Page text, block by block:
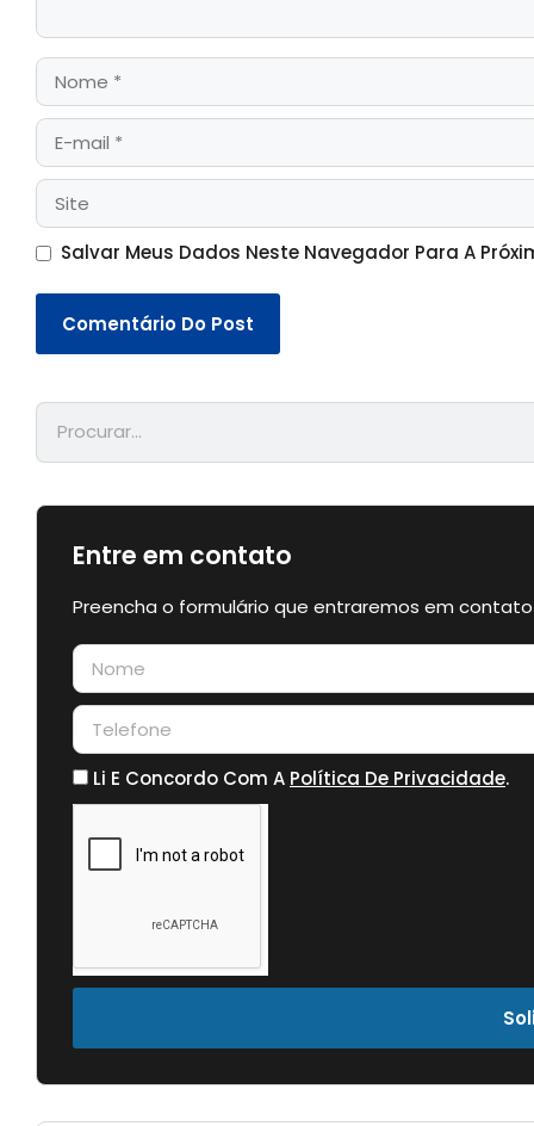
Salvar Meus Dados Neste Navegador Para A
Entre em contato
Preencha o formulário que entraremos em
Li E Concordo Com A Política De Privacidade.